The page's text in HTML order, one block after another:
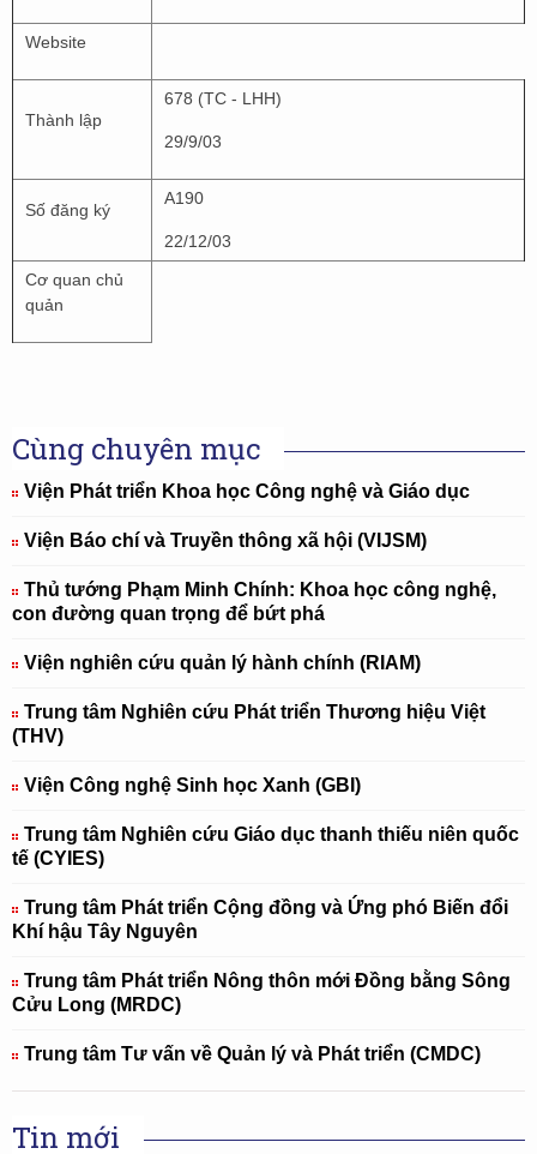
Website
Thành lập
678 (TC - LHH)
29/9/03
Số đăng ký
A190
22/12/03
Cơ quan chủ
quản
Cùng chuyên mục
Viện Phát triển Khoa học Công nghệ và Giáo dục
Viện Báo chí và Truyền thông xã hội (VIJSM)
Thủ tướng Phạm Minh Chính: Khoa học công nghệ,
con đường quan trọng để bứt phá
Viện nghiên cứu quản lý hành chính (RIAM)
Trung tâm Nghiên cứu Phát triển Thương hiệu Việt
(THV)
Viện Công nghệ Sinh học Xanh (GBI)
Trung tâm Nghiên cứu Giáo dục thanh thiếu niên quốc
tế (CYIES)
Trung tâm Phát triển Cộng đồng và Ứng phó Biến đổi
Khí hậu Tây Nguyên
Trung tâm Phát triển Nông thôn mới Đồng bằng Sông
Cửu Long (MRDC)
Trung tâm Tư vấn về Quản lý và Phát triển (CMDC)
Tin mới